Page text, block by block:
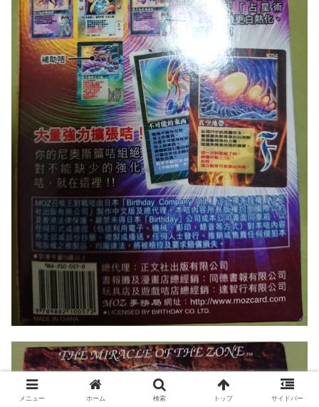
メニュー ホーム 検索 トップ サイドバー